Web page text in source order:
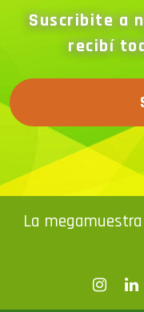
Suscribite a
recibí
La